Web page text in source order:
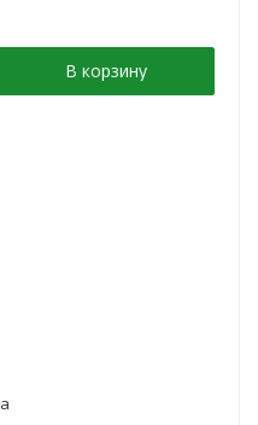
В корзину